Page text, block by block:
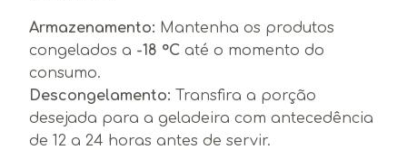
Armazenamento: Mantenha os produtos
congelados a -18 °C até o momento do
consumo.
Descongelamento: Transfira a porção
desejada para a geladeira com antecedência
de 12 a 24 horas antes de servir.